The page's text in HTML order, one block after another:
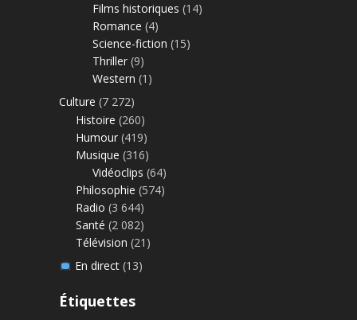
Films historiques (14)
Romance (4)
Science-fiction (15)
Thriller (9)
Western (1)
Culture (7 272)
Histoire (260)
Humour (419)
Musique (316)
Vidéoclips (64)
Philosophie (574)
Radio (3 644)
Santé (2 082)
Télévision (21)
En direct(13)
Étiquettes